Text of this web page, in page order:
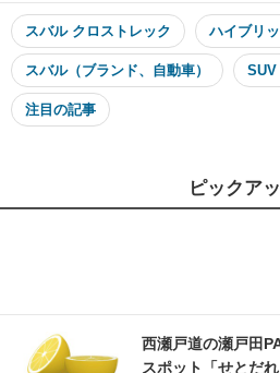
スバル クロストレック ハイブリ
スバル（ブランド、自動車） SUV
注目の記事
ピックア
西瀬戸道の瀬戸田
スポット「せとだ